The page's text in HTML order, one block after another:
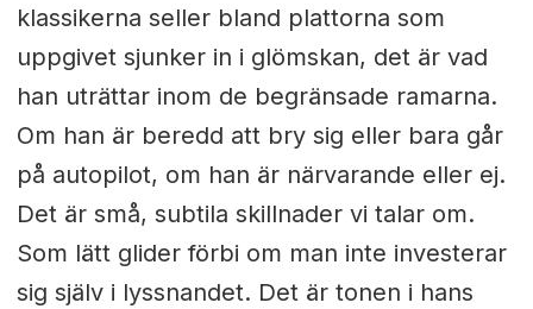
klassikerna seller bland plattorna som
uppgivet sjunker in i glömskan, det är vad
han uträttar inom de begränsade ramarna.
Om han är beredd att bry sig eller bara går
på autopilot, om han är närvarande eller ej.
Det är små, subtila skillnader vi talar om.
Som lätt glider förbi om man inte investerar
sig själv i lyssnandet. Det är tonen i hans